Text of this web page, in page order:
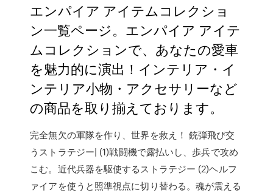
エンパイア アイテムコレクショ
ン一覧ページ。エンパイア アイテ
ムコレクションで、あなたの愛車
を魅力的に演出！インテリア・イ
ンテリア小物・アクセサリーなど
の商品を取り揃えております。
完全無欠の軍隊を作り、世界を救え！ 銃弾飛び交
うストラテジー| (1)戦闘機で露払いし、歩兵で攻め
こむ。近代兵器を駆使するストラテジー (2)ヘルフ
ァイアを使うと照準視点に切り替わる。魂が震える